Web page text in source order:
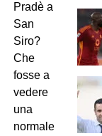
Pradè a
San
Siro?
Che
fosse a
vedere
una
normale